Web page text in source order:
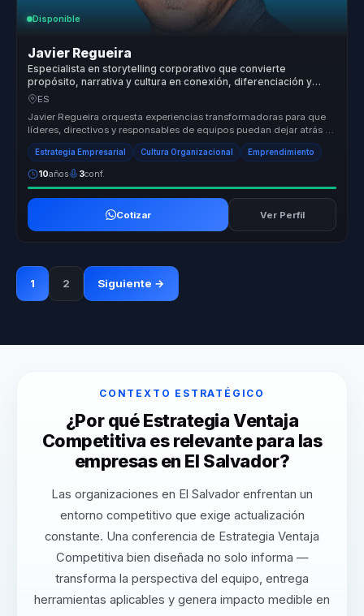
Disponible
Javier Regueira
Especialista en storytelling corporativo que convierte
propósito, narrativa y cultura en conexión, diferenciación y
crecimiento para líderes y marcas.
ES
Javier Regueira orquesta experiencias transformadoras para que
líderes, directivos y responsables de equipos puedan dejar atrás la
desali...
Estrategia Empresarial Cultura Organizacional Emprendimiento
10años 3conf.
Cotizar Ver Perfil
1 2 Siguiente →
CONTEXTO ESTRATÉGICO
¿Por qué Estrategia Ventaja
Competitiva es relevante para las
empresas en El Salvador?
Las organizaciones en El Salvador enfrentan un
entorno competitivo que exige actualización
constante. Una conferencia de Estrategia Ventaja
Competitiva bien diseñada no solo informa —
transforma la perspectiva del equipo, entrega
herramientas aplicables y genera impacto medible en